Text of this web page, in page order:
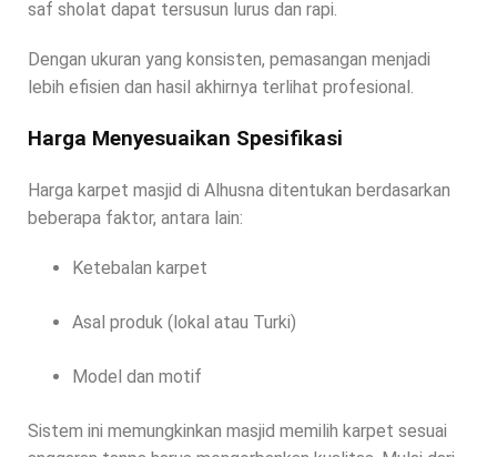
saf sholat dapat tersusun lurus dan rapi.
Dengan ukuran yang konsisten, pemasangan menjadi
lebih efisien dan hasil akhirnya terlihat profesional.
Harga Menyesuaikan Spesifikasi
Harga karpet masjid di Alhusna ditentukan berdasarkan
beberapa faktor, antara lain:
Ketebalan karpet
Asal produk (lokal atau Turki)
Model dan motif
Sistem ini memungkinkan masjid memilih karpet sesuai